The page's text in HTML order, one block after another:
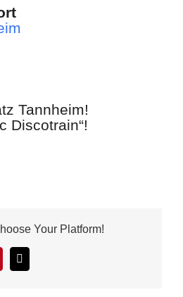
Tannheim!
Discotrain“!
Your Platform!
Pinterest
Mail